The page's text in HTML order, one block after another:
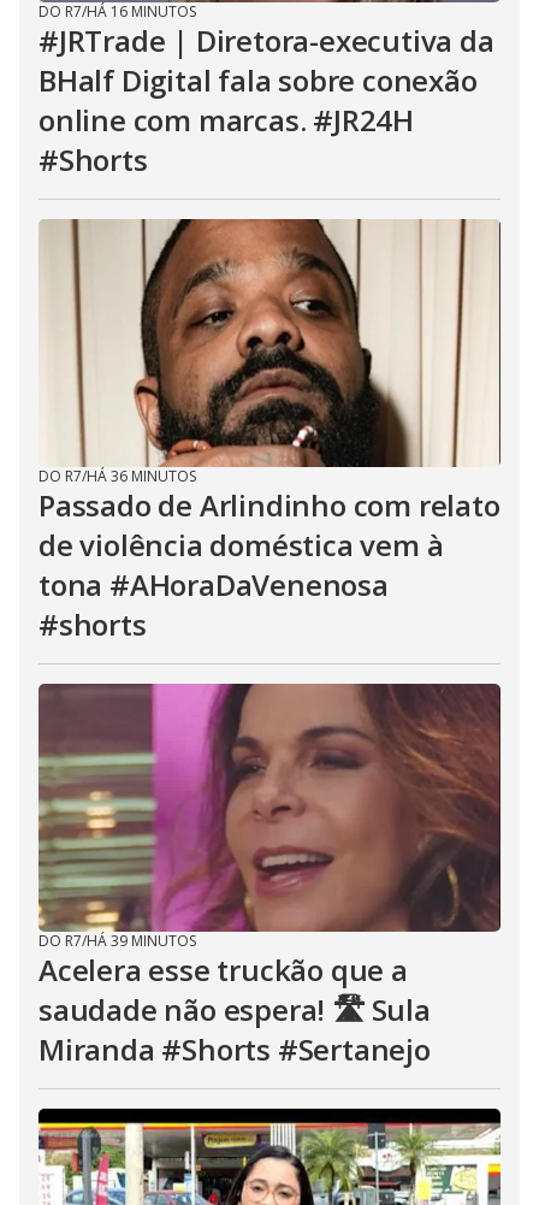
DO R7/HÁ 16 MINUTOS
#JRTrade | Diretora-executiva da
BHalf Digital fala sobre conexão
online com marcas. #JR24H
#Shorts
DO R7/HÁ 36 MINUTOS
Passado de Arlindinho com relato
de violência doméstica vem à
tona #AHoraDaVenenosa
#shorts
DO R7/HÁ 39 MINUTOS
Acelera esse truckão que a
saudade não espera! 🛣️ Sula
Miranda #Shorts #Sertanejo